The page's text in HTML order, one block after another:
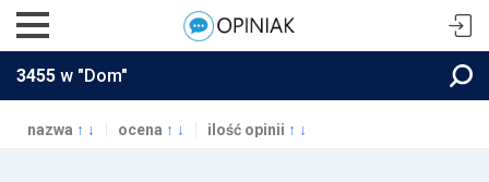
3455 w "Dom"
nazwa ↑ ↓ ocena ↑ ↓ ilość opinii ↑ ↓